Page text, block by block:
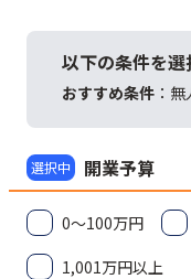
以下の条件を選
おすすめ条件 ： 無
選択中 開業予算
0～100万円
1,001万円以上